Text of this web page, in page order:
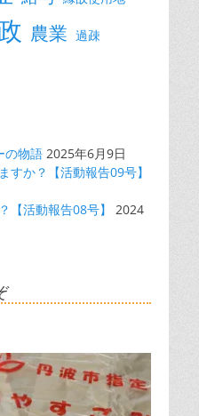
農業 過疎
の物語 2025年6月9日
すか？【活動報告09号】
【活動報告08号】
2024